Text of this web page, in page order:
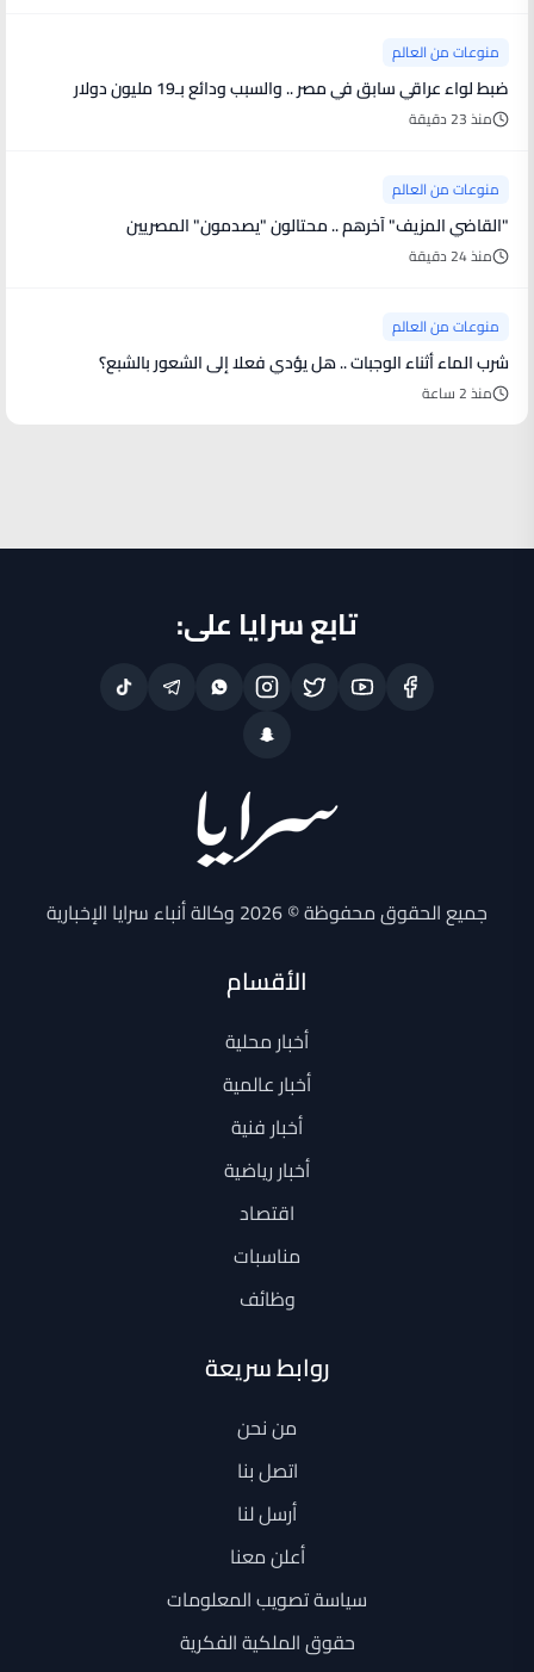
منوعات من العالم
ضبط لواء عراقي سابق في مصر .. والسبب ودائع بـ19 مليون دولار
منذ 23 دقيقة
منوعات من العالم
"القاضي المزيف" آخرهم .. محتالون "يصدمون" المصريين
منذ 24 دقيقة
منوعات من العالم
شرب الماء أثناء الوجبات .. هل يؤدي فعلا إلى الشعور بالشبع؟
منذ 2 ساعة
تابع سرايا على:
جميع الحقوق محفوظة © 2026 وكالة أنباء سرايا الإخبارية
الأقسام
أخبار محلية
أخبار عالمية
أخبار فنية
أخبار رياضية
اقتصاد
مناسبات
وظائف
روابط سريعة
من نحن
اتصل بنا
أرسل لنا
أعلن معنا
سياسة تصويب المعلومات
حقوق الملكية الفكرية